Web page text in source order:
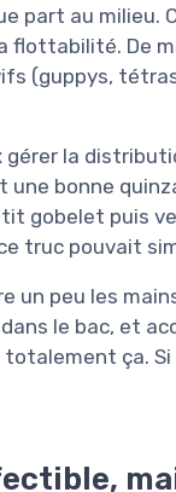
part au milieu.
De
(guppys,
la
bonne
gobelet puis
truc pouvait
peu les
le bac, et
ça.